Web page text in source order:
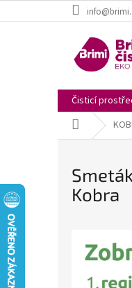
na
Čisticí
Domů
Kobra